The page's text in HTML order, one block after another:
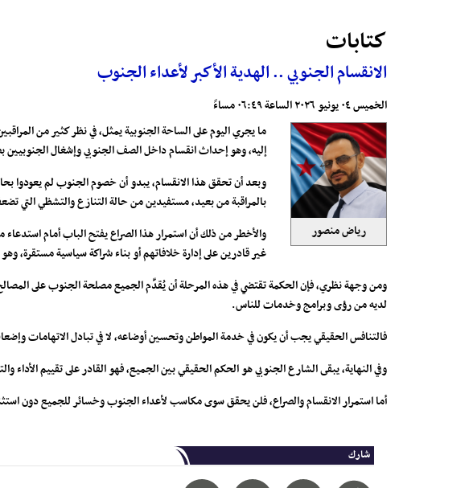
كتابات
الانقسام الجنوبي .. الهدية الأكبر لأعداء الجنوب
الخميس ٠٤ يونيو ٢٠٢٦ الساعة ٠٦:٤٩ مساءً
رياض منصور
ما يجري اليوم على الساحة الجنوبية يمثل، في نظر كثير من
إليه، وهو إحداث انقسام داخل الصف الجنوبي وإشغال الجنوبيين
وبعد أن تحقق هذا الانقسام، يبدو أن خصوم الجنوب لم يعودوا
بالمراقبة من بعيد، مستفيدين من حالة التنازع والتشظي التي
والأخطر من ذلك أن استمرار هذا الصراع يفتح الباب أمام
غير قادرين على إدارة خلافاتهم أو بناء شراكة سياسية مستقرة،
ومن وجهة نظري، فإن الحكمة تقتضي في هذه المرحلة أن يُقدِّم الجميع مصلحة الجنوب على
لديه من رؤى وبرامج وخدمات للناس.
فالتنافس الحقيقي يجب أن يكون في خدمة المواطن وتحسين أوضاعه، لا في تبادل الاتهامات
وفي النهاية، يبقى الشارع الجنوبي هو الحكم الحقيقي بين الجميع، فهو القادر على تقييم
أما استمرار الانقسام والصراع، فلن يحقق سوى مكاسب لأعداء الجنوب وخسائر للجميع دون
شارك